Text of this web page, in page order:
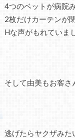
4つのベットが病院
2枚だけカーテンが
Hな声がもれていま
そして由美もお客さ
逃げたらヤクザみた